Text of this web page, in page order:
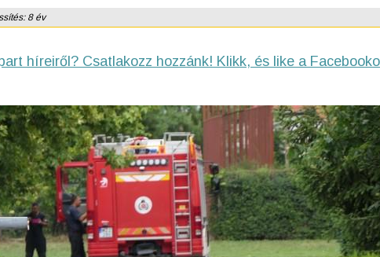
8 év
híreiről? Csatlakozz hozzánk! Klikk, és like a